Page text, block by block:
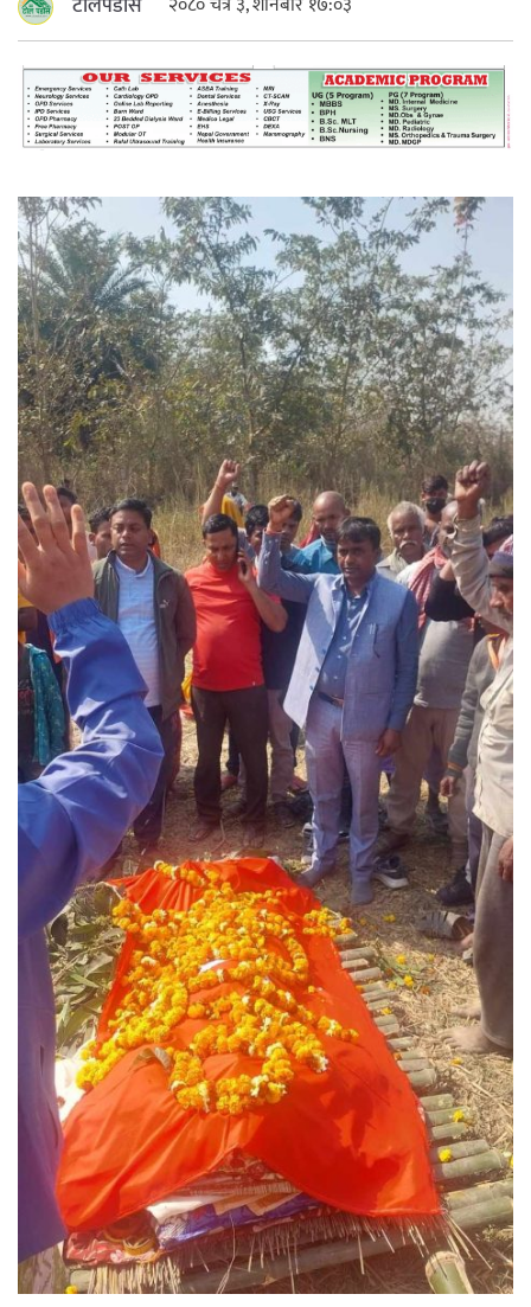
महत्त्वपूर्ण हुन्छ : मेयर मण्डल
रौतहटमा चट्याङ लाग्दा एककोे मृत्यु
श्रीमती बलात्कार मुद्दामा श्रीमान्लाई छ महिना
कैद, एक लाख रुपैयाँ क्षतिपूर्ति
एम्बुलेन्सको उपहार भारत र नेपालबीचको निकै
बलियो र जीवन्त विकास साझेदारीको एक
हिस्सा : नियोग उपप्रमुख श्रीवास्तव
प्रेस काउन्सिल सदस्य नियुक्तिमा विभेद भयो :
जनमत पत्रकार संघ
परियोजना सकिनै लाग्दा खुल्यो वन उद्यमीले
सहुलियत ऋण लिने बाटो
नदी अधिकारका ती कानुनी पाटा, जसले
बनाउँछ नदीलाई संरक्षण हकदार